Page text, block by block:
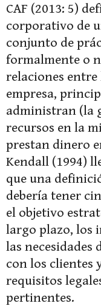
CAF (2013: 5)
corporativo de
conjunto de
formalmente o
relaciones
empresa,
administran (la
recursos en la
prestan dinero
Kendall (1994)
que una
debería tener
el objetivo
largo plazo, los
las necesidades
con los clientes
requisitos
pertinentes.